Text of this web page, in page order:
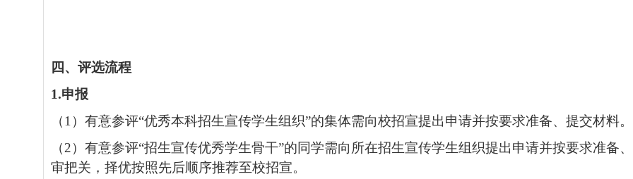
四、评选流程
1.申报
（1 ）有意参评“优秀本科招生宣传学生组织”的集体需向校招宣提出申请并按要求准备、提交材料。
（2） 有意参评“招生宣传优秀学生骨干”的同学需向所在招生宣传学生组织提出申请并按要求准备
审把关，择优按照先后顺序推荐至校招宣。